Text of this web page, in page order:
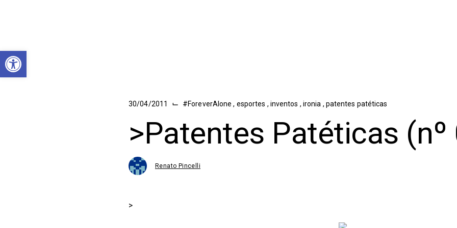
Abrir a barra de ferramentas
30/04/2011 ⌙ #ForeverAlone, esportes , inventos , ironia , patentes patéticas
>Patentes Patéticas (nº
Renato Pincelli
>